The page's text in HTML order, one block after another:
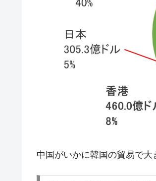
夏の甲子園、優勝校を最
今話題の「楽天ライオン
奇跡の毛色「白毛馬」と
全て勝つといくら？ 競馬
平成仮面ライダーの意外
発表から2日で大崩壊、
日本人マスターズ挑戦
Fact1 セレクトセールの高額取
中国がいかに韓国の貿易で大